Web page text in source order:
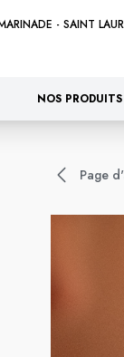
- SAINT
NOS PRODUITS
Page